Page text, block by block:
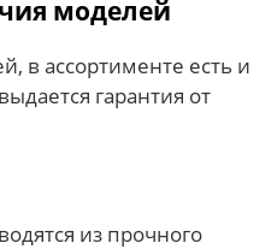
моделей
в ассортименте есть и
гарантия от
из прочного